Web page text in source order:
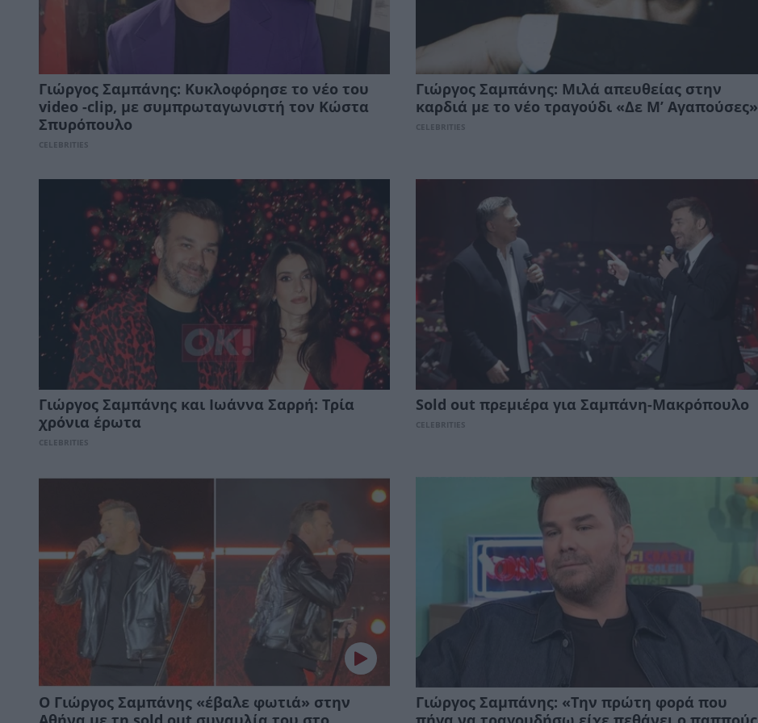
Γιώργος Σαμπάνης: Κυκλοφόρησε το νέο του
video -clip, με συμπρωταγωνιστή τον Κώστα
Σπυρόπουλο
CELEBRITIES
Γιώργος Σαμπάνης: Μιλά απευθείας στην
καρδιά με το νέο τραγούδι «Δε Μ’ Αγαπούσες»
CELEBRITIES
Γιώργος Σαμπάνης και Ιωάννα Σαρρή: Τρία
χρόνια έρωτα
CELEBRITIES
Sold out πρεμιέρα για Σαμπάνη-Μακρόπουλο
CELEBRITIES
Ο Γιώργος Σαμπάνης «έβαλε φωτιά» στην
Γιώργος Σαμπάνης: «Την πρώτη φορά που